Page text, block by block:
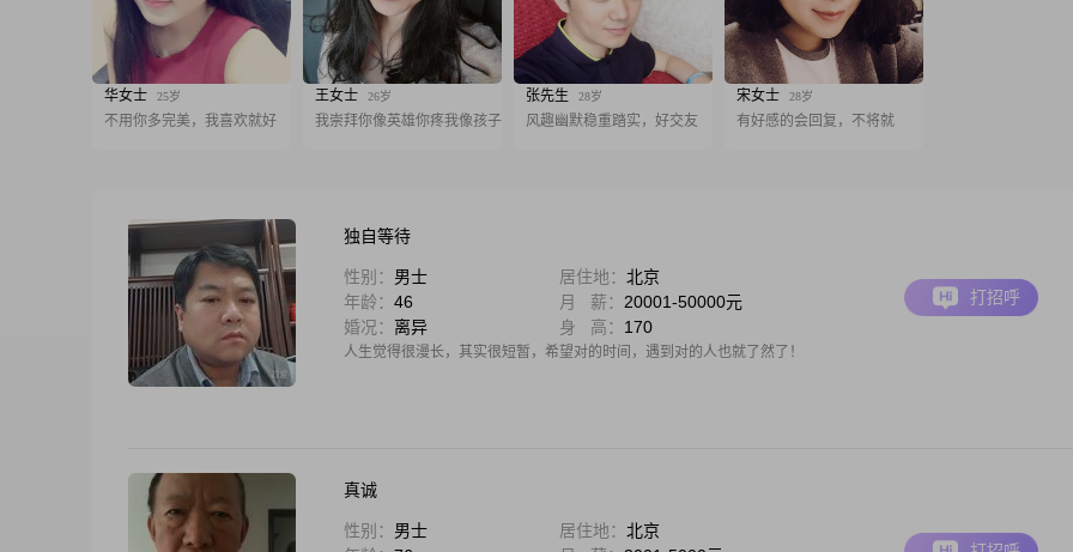
华女士 25岁
不用你多完美，我喜欢就好
王女士 26岁
我崇拜你像英雄你疼我像孩子
张先生 28岁
风趣幽默稳重踏实，好交友
宋女士 28岁
有好感的会回复，不将就
独自等待
性别： 男士 居住地： 北京
年龄： 46 月 薪： 20001-50000元
婚况： 离异 身 高： 170
人生觉得很漫长，其实很短暂，希望对的时间，遇到对的人也就了然了！
打招呼
真诚
性别： 男士 居住地： 北京